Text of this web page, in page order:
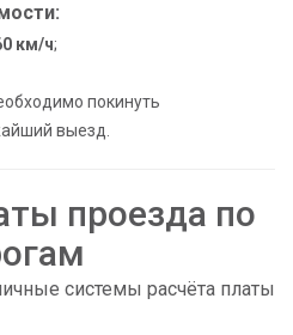
км/ч;
покинуть
выезд.
проезда по
системы расчёта платы